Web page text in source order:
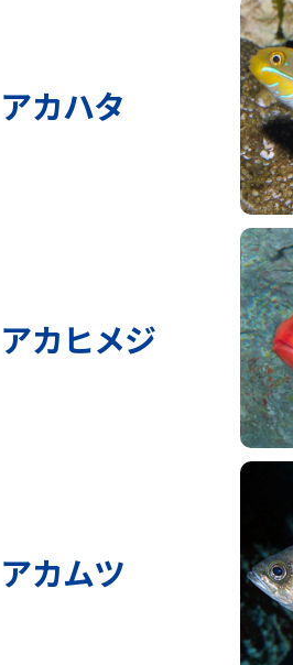
アカハタ
アカヒメジ
アカムツ